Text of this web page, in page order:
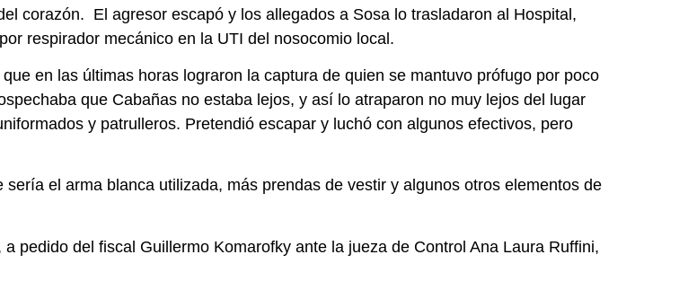
corazón. El agresor escapó y los allegados a Sosa lo trasladaron al Hospital,
respirador mecánico en la UTI del nosocomio local.
en las últimas horas lograron la captura de quien se mantuvo prófugo por poco
que Cabañas no estaba lejos, y así lo atraparon no muy lejos del lugar
y patrulleros. Pretendió escapar y luchó con algunos efectivos, pero
el arma blanca utilizada, más prendas de vestir y algunos otros elementos de
pedido del fiscal Guillermo Komarofky ante la jueza de Control Ana Laura Ruffini,